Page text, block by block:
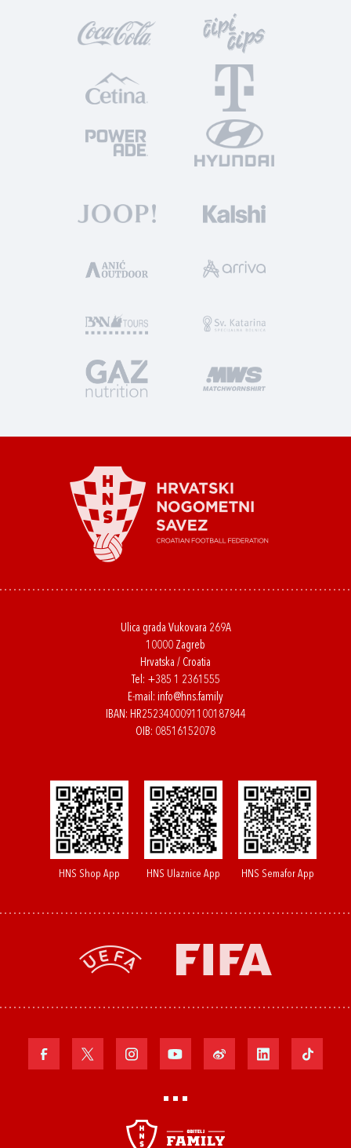
Ulica grada Vukovara 269A
10000 Zagreb
Hrvatska / Croatia
Tel: +385 1 2361555
E-mail: info@hns.family
IBAN: HR2523400091100187844
OIB: 08516152078
HNS Shop App HNS Ulaznice App HNS Semafor App